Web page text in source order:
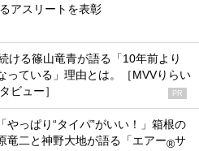
アスリートを表彰
ける篠山竜青が語る「10年前より
っている」理由とは。［MVVりらい
ビュー］
PR
やっぱり“タイパ”がいい！」箱根の
竜二と神野大地が語る「エアー®サ